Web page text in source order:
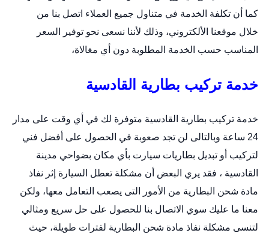
كما أن تكلفة الخدمة في متناول جميع العملاء اتصل بنا من
خلال موقعنا الألكتروني، وذلك لأننا نسعى نحو توفير السعر
المناسب حسب الخدمة المطلوبة دون أي مغالاة،
خدمة تركيب بطارية القادسية
خدمة تركيب بطارية القادسية متوفرة لك في أي وقت على مدار
24 ساعة وبالتالى لن تجد صعوبة في الحصول على أفضل فني
لتركيب أو تبديل بطاريات سيارت بأي مكان بضواحي مدينة
القادسية ، فقد يري البعض أن مشكلة تعطل السيارة إثر نفاذ
مادة شحن البطارية من الأمور التى يصعب التعامل معها، ولكن
معنا ما عليك سوي الاتصال بنا للحصول على حل سريع ومثالي
لتنسى مشكلة نفاذ مادة شحن البطارية لفترات طويلة، حيث